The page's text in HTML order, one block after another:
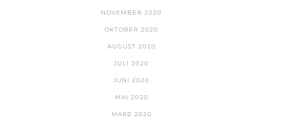
NOVEMBER 2020
OKTOBER 2020
AUGUST 2020
JULI 2020
JUNI 2020
MAI 2020
MÄRZ 2020